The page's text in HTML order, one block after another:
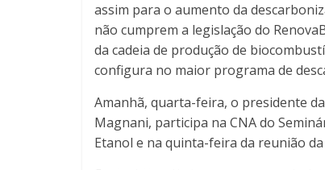
assim para o aumento da
não cumprem a legislação do
da cadeia de produção de
configura no maior programa de
Amanhã, quarta-feira, o presidente
Magnani, participa na CNA do
Etanol e na quinta-feira da reunião